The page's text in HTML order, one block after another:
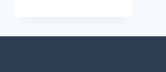
108,54 €.104,91 €.